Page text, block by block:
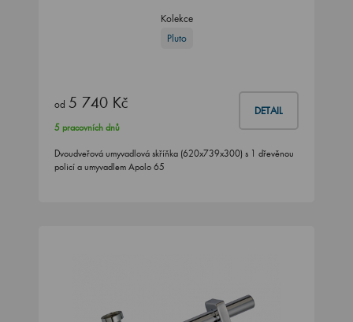
Kolekce
Pluto
od 5 740 Kč DETAIL
5 pracovních dnů
Dvoudveřová umyvadlová skříňka (620x739x300) s 1 dřevěnou
policí a umyvadlem Apolo 65